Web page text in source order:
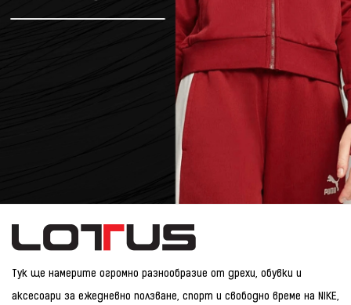
Тук ще намерите огромно разнообразие от дрехи, обувки и
аксесоари за ежедневно ползване, спорт и свободно време на NIKE,